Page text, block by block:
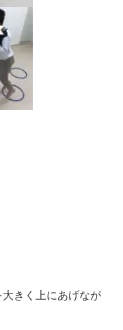
きく上にあげなが